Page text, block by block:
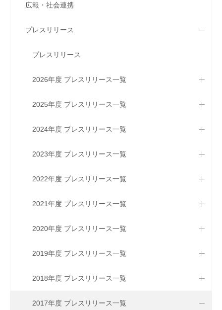
広報・社会連携
プレスリリース
プレスリリース
2026年度 プレスリリース一覧
2025年度 プレスリリース一覧
2024年度 プレスリリース一覧
2023年度 プレスリリース一覧
2022年度 プレスリリース一覧
2021年度 プレスリリース一覧
2020年度 プレスリリース一覧
2019年度 プレスリリース一覧
2018年度 プレスリリース一覧
2017年度 プレスリリース一覧